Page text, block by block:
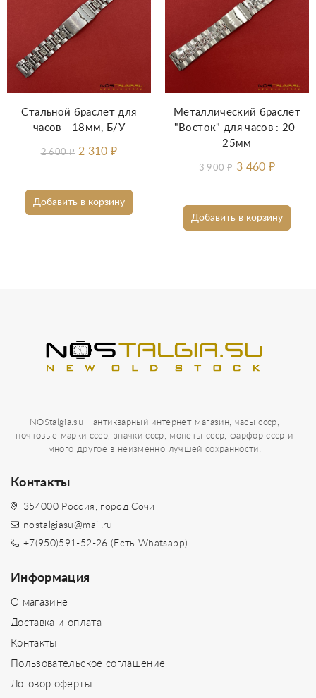
Добавить в корзину
Стальной браслет для
часов - 18мм, Б/У
2 600₽ 2 310₽
Добавить в корзину
Металлический браслет
"Восток" для часов : 20-
25мм
3 900₽ 3 460₽
NOStalgia.su - антикварный интернет-магазин, часы ссср,
почтовые марки ссср, значки ссср, монеты ссср, фарфор ссср и
много другое в неизменно лучшей сохранности!
Контакты
354000 Россия, город Сочи
nostalgiasu@mail.ru
+7(950)591-52-26 (Есть Whatsapp)
Информация
О магазине
Доставка и оплата
Контакты
Пользовательское соглашение
Договор оферты